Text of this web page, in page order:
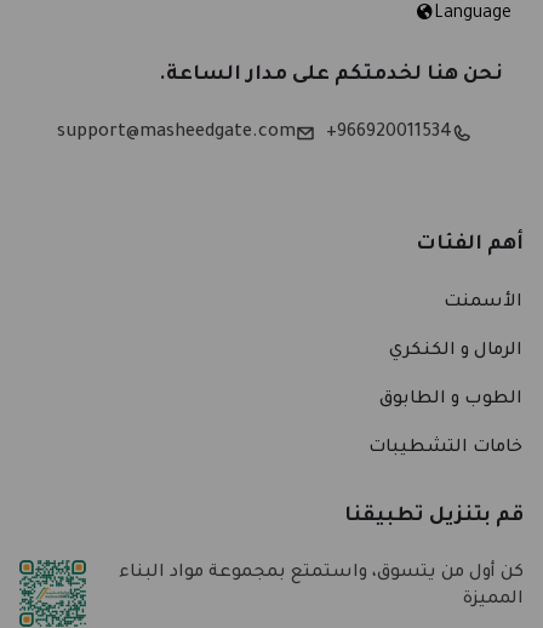
Language
نحن هنا لخدمتكم على مدار الساعة.
966920011534+
support@masheedgate.com
أهم الفئات
الأسمنت
الرمال و الكنكري
الطوب و الطابوق
خامات التشطيبات
قم بتنزيل تطبيقنا
كن أول من يتسوق، واستمتع بمجموعة مواد البناء
المميزة